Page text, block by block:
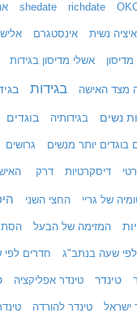
richdate
shedate
נשית אינסטגרם
אשלי מדיסון בגידות
מצד האישה בגידות
נשים בגידותיה בוגדים
בוגדים יותר מנשים גרושים
דיסקרטיות דרק
של גריי החצי השני
המזימה של הבעל
שעה בנתב"ג חדרים
טינדר טינדר אפליקציה
ישראל טינדר להורדה